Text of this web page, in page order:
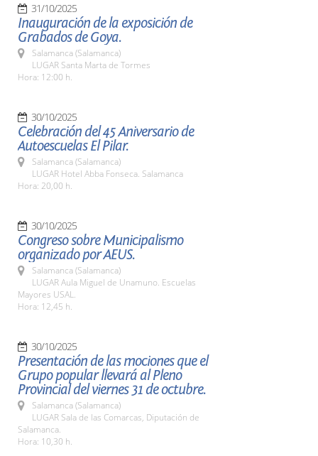
31/10/2025
Inauguración de la exposición de
Grabados de Goya.
Salamanca (Salamanca)
LUGAR Santa Marta de Tormes
Hora: 12:00 h.
30/10/2025
Celebración del 45 Aniversario de
Autoescuelas El Pilar.
Salamanca (Salamanca)
LUGAR Hotel Abba Fonseca. Salamanca
Hora: 20,00 h.
30/10/2025
Congreso sobre Municipalismo
organizado por AEUS.
Salamanca (Salamanca)
LUGAR Aula Miguel de Unamuno. Escuelas
Mayores USAL.
Hora: 12,45 h.
30/10/2025
Presentación de las mociones que el
Grupo popular llevará al Pleno
Provincial del viernes 31 de octubre.
Salamanca (Salamanca)
LUGAR Sala de las Comarcas, Diputación de
Salamanca.
Hora: 10,30 h.